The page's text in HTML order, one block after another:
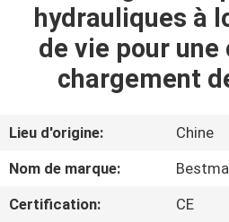
MAISON
PRODUITS
À
PROPOS
DE
hydrauliques à
de vie pour
chargement
Lieu d'origine:
Chine
Nom de marque:
Certification:
CE